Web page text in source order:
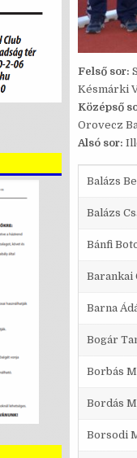
Felső sor:
Késmárki
Középső
Orovecz
Alsó sor:
Balázs
Balázs
Bánfi
Barankai
Barna
Bogár
Borbás
Bordás
Borsodi